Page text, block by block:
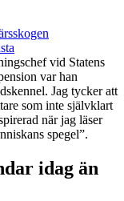
vid Statens
var han
Jag tycker att
som inte självklart
när jag läser
spegel”.
idag än